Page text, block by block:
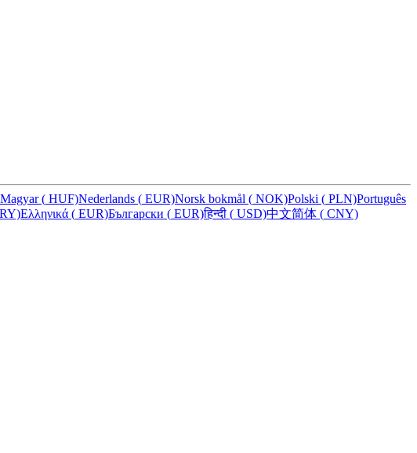
Magyar( HUF)Nederlands ( EUR)Norsk bokmål ( NOK)Polski ( PLN)Português
Ελληνικά ( EUR)Български ( EUR)हिन्दी ( USD)中文简体 ( CNY)